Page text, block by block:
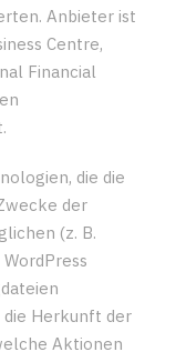
Anbieter ist
Centre,
Financial
die die
der
(z. B.
die Herkunft der
Aktionen